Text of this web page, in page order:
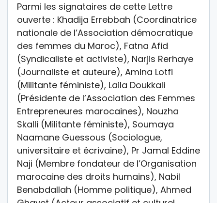
Parmi les signataires de cette Lettre
ouverte : Khadija Errebbah (Coordinatrice
nationale de l’Association démocratique
des femmes du Maroc), Fatna Afid
(Syndicaliste et activiste), Narjis Rerhaye
(Journaliste et auteure), Amina Lotfi
(Militante féministe), Laila Doukkali
(Présidente de l’Association des Femmes
Entrepreneures marocaines), Nouzha
Skalli (Militante féministe), Soumaya
Naamane Guessous (Sociologue,
universitaire et écrivaine), Pr Jamal Eddine
Naji (Membre fondateur de l’Organisation
marocaine des droits humains), Nabil
Benabdallah (Homme politique), Ahmed